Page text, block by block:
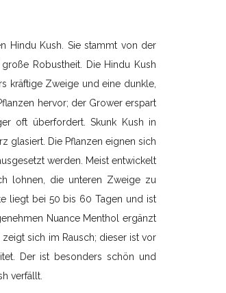
Hindu Kush. Sie stammt von der
Robustheit. Die Hindu Kush
kräftige Zweige und eine dunkle,
hervor; der Grower erspart
oft überfordert. Skunk Kush in
glasiert. Die Pflanzen eignen sich
werden. Meist entwickelt
lohnen, die unteren Zweige zu
liegt bei 50 bis 60 Tagen und ist
Nuance Menthol ergänzt
sich im Rausch; dieser ist vor
Der ist besonders schön und
verfällt.